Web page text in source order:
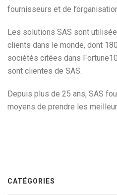
fournisseurs et de
Les solutions SAS sont
clients dans le monde, dont
sociétés citées dans
sont clientes de SAS.
Depuis plus de 25 ans, SAS
moyens de prendre les
CATÉGORIES